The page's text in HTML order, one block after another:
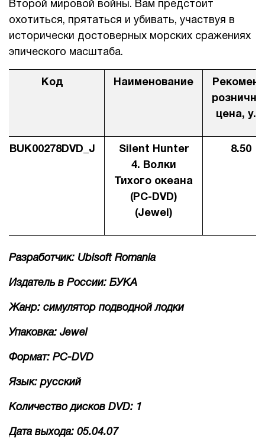
Сервисы для партнеров
Второй мировой войны. Вам предстоит
охотиться, прятаться и убивать, участвуя в
исторически достоверных морских сражениях
эпического масштаба.
Код Наименование
цена, у.е.
BUK00278DVD_J
Silent Hunter
4. Волки
Тихого океана
(PC-DVD)
(Jewel)
8.50
Разработчик: Ubisoft Romania
Издатель в России: БУКА
Жанр: симулятор подводной лодки
Упаковка: Jewel
Формат: PC-DVD
Язык: русский
Количество дисков DVD: 1
Дата выхода: 05.04.07